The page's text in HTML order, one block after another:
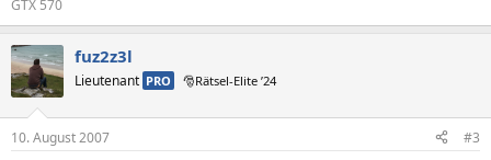
GTX 570
fuz2z3l
Lieutenant PRO 🎅Rätsel-Elite ’24
10. August 2007 #3